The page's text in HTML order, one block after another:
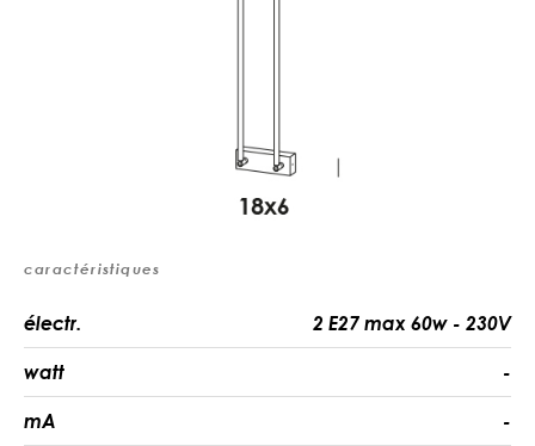
caractéristiques
électr. 2 E27 max 60w - 230V
watt -
mA -